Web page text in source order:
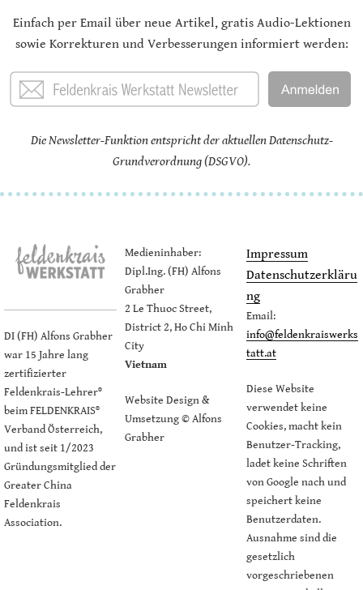
Einfach per Email über neue Artikel, gratis Audio-Lektionen
sowie Korrekturen und Verbesserungen informiert werden:
Die Newsletter-Funktion entspricht der aktuellen Datenschutz-
Grundverordnung (DSGVO).
DI (FH) Alfons Grabher
war 15 Jahre lang
zertifizierter
Feldenkrais-Lehrer®
beim FELDENKRAIS®
Verband Österreich,
und ist seit 1/2023
Gründungsmitglied der
Greater China
Feldenkrais
Association.
Medieninhaber:
Dipl.Ing. (FH) Alfons
Grabher
2 Le Thuoc Street,
District 2, Ho Chi Minh
City
Vietnam
Website Design &
Umsetzung © Alfons
Grabher
Impressum
Datenschutzerkläru
ng
Email:
info@feldenkraiswerks
tatt.at
Diese Website
verwendet keine
Cookies, macht kein
Benutzer-Tracking,
ladet keine Schriften
von Google nach und
speichert keine
Benutzerdaten.
Ausnahme sind die
gesetzlich
vorgeschriebenen